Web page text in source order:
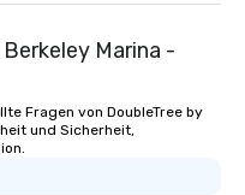
Marina -
Fragen von DoubleTree by
und Sicherheit,